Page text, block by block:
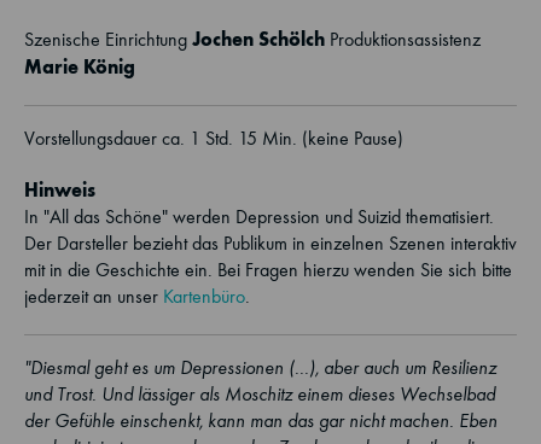
Szenische Einrichtung Jochen Schölch Produktionsassistenz
Marie König
Vorstellungsdauer ca. 1 Std. 15 Min. (keine Pause)
Hinweis
In "All das Schöne" werden Depression und Suizid thematisiert.
Der Darsteller bezieht das Publikum in einzelnen Szenen interaktiv
mit in die Geschichte ein. Bei Fragen hierzu wenden Sie sich bitte
jederzeit an unser Kartenbüro.
"Diesmal geht es um Depressionen (...), aber auch um Resilienz
und Trost. Und lässiger als Moschitz einem dieses Wechselbad
der Gefühle einschenkt, kann man das gar nicht machen. Eben